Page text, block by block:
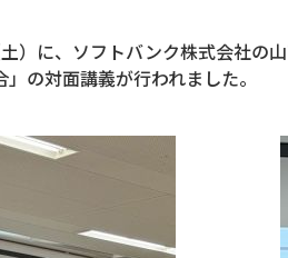
）に、ソフトバンク株式会社の
の対面講義が行われました。